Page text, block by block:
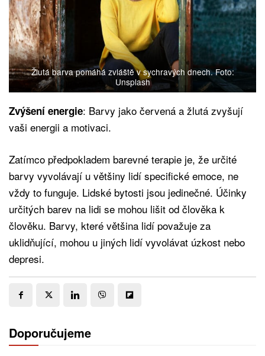
Žlutá barva pomáhá zvláště v sychravých dnech. Foto:
Unsplash
Zvýšení energie: Barvy jako červená a žlutá zvyšují
vaši energii a motivaci.
Zatímco předpokladem barevné terapie je, že určité
barvy vyvolávají u většiny lidí specifické emoce, ne
vždy to funguje. Lidské bytosti jsou jedinečné. Účinky
určitých barev na lidi se mohou lišit od člověka k
člověku. Barvy, které většina lidí považuje za
uklidňující, mohou u jiných lidí vyvolávat úzkost nebo
depresi.
Doporučujeme